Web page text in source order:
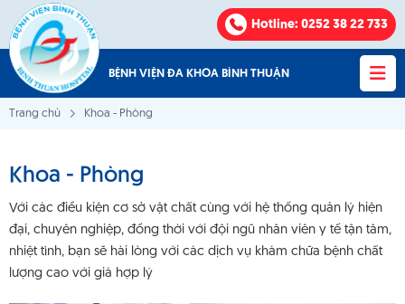
Hotline: 0252 38 22 733
BỆNH VIỆN ĐA KHOA BÌNH THUẬN
Bệnh viện Đa khoa Bình Thuận
VỀ CHÚNG TÔI
Trang chủ Khoa - Phòng
Khoa - Phòng
Với các điều kiện cơ sở vật chất cùng với hệ thống quản lý hiện
đại, chuyên nghiệp, đồng thời với đội ngũ nhân viên y tế tận tâm,
nhiệt tình, bạn sẽ hài lòng với các dịch vụ khám chữa bệnh chất
lượng cao với giá hợp lý